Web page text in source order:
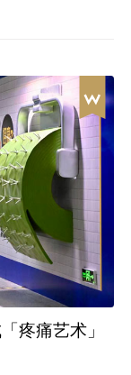
疼痛艺术」